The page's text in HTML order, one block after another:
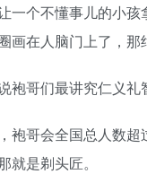
一个不懂事儿的小
画在人脑门上了，那
袍哥们最讲究仁义礼
袍哥会全国总人数
就是剃头匠。